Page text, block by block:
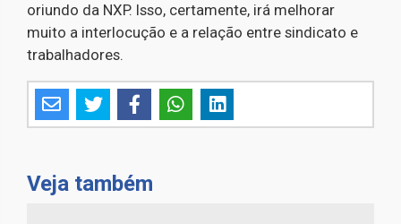
oriundo da NXP. Isso, certamente, irá melhorar
muito a interlocução e a relação entre sindicato e
trabalhadores.
Veja também